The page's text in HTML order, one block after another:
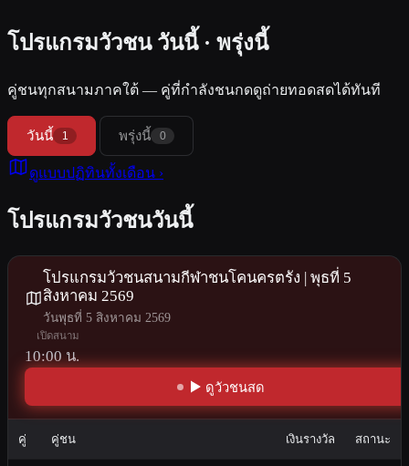
โปรแกรมวัวชนวันนี้ · พรุ่งนี้
คู่ชนทุกสนามภาคใต้ — คู่ที่กำลังชนกดดูถ่ายทอดสดได้ทันที
วันนี้ 1 พรุ่งนี้ 0
ดูแบบปฏิทินทั้งเดือน ›
โปรแกรมวัวชนวันนี้
โปรแกรมวัวชนสนามกีฬาชนโคนครตรัง | พุธที่ 5
สิงหาคม 2569
วันพุธที่ 5 สิงหาคม 2569
ดูวัวชนสด
เปิดสนาม
10:00 น.
คู่ คู่ชน เงินรางวัล สถานะ